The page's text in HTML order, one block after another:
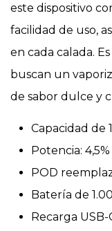
este dispositivo
facilidad de uso,
en cada calada.
buscan un
de sabor dulce y
Capacidad de
Potencia: 4,5%
POD
Batería de
Recarga USB-